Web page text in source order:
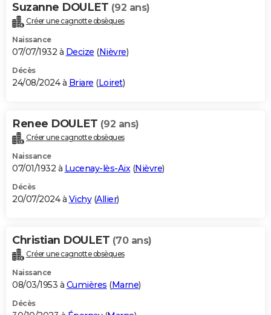
Suzanne DOULET (92 ans)
Créer une cagnotte obsèques
Naissance
07/07/1932 à Decize (Nièvre)
Décès
24/08/2024 à Briare (Loiret)
Renee DOULET (92 ans)
Créer une cagnotte obsèques
Naissance
07/01/1932 à Lucenay-lès-Aix(Nièvre)
Décès
20/07/2024 à Vichy(Allier)
Christian DOULET (70 ans)
Créer une cagnotte obsèques
Naissance
08/03/1953 à Cumières (Marne)
Décès